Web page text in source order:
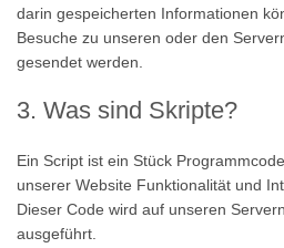
darin gespeicherten Informationen
Besuche zu unseren oder den
gesendet werden.
3. Was sind Skripte?
Ein Script ist ein Stück
unserer Website Funktionalität und
Dieser Code wird auf unseren
ausgeführt.